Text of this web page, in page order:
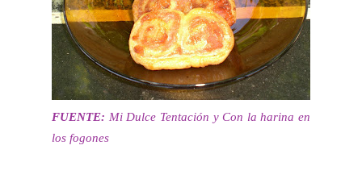
FUENTE: Mi Dulce Tentación y Con la harina en
los fogones